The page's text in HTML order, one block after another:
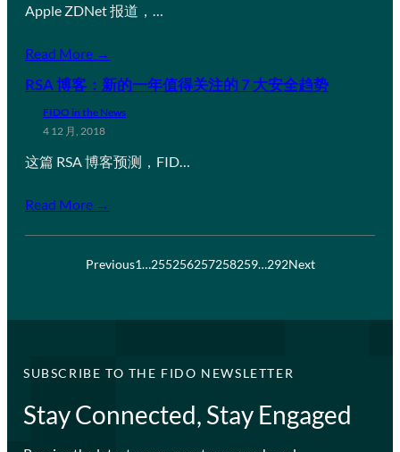
Apple ZDNet 报道，…
Read More →
RSA 博客：新的一年值得关注的 7 大安全趋势
FIDO in the News
4 12 月, 2018
这篇 RSA 博客预测，FID…
Read More →
Previous1…255256257258259…292Next
SUBSCRIBE TO THE FIDO NEWSLETTER
Stay Connected, Stay Engaged